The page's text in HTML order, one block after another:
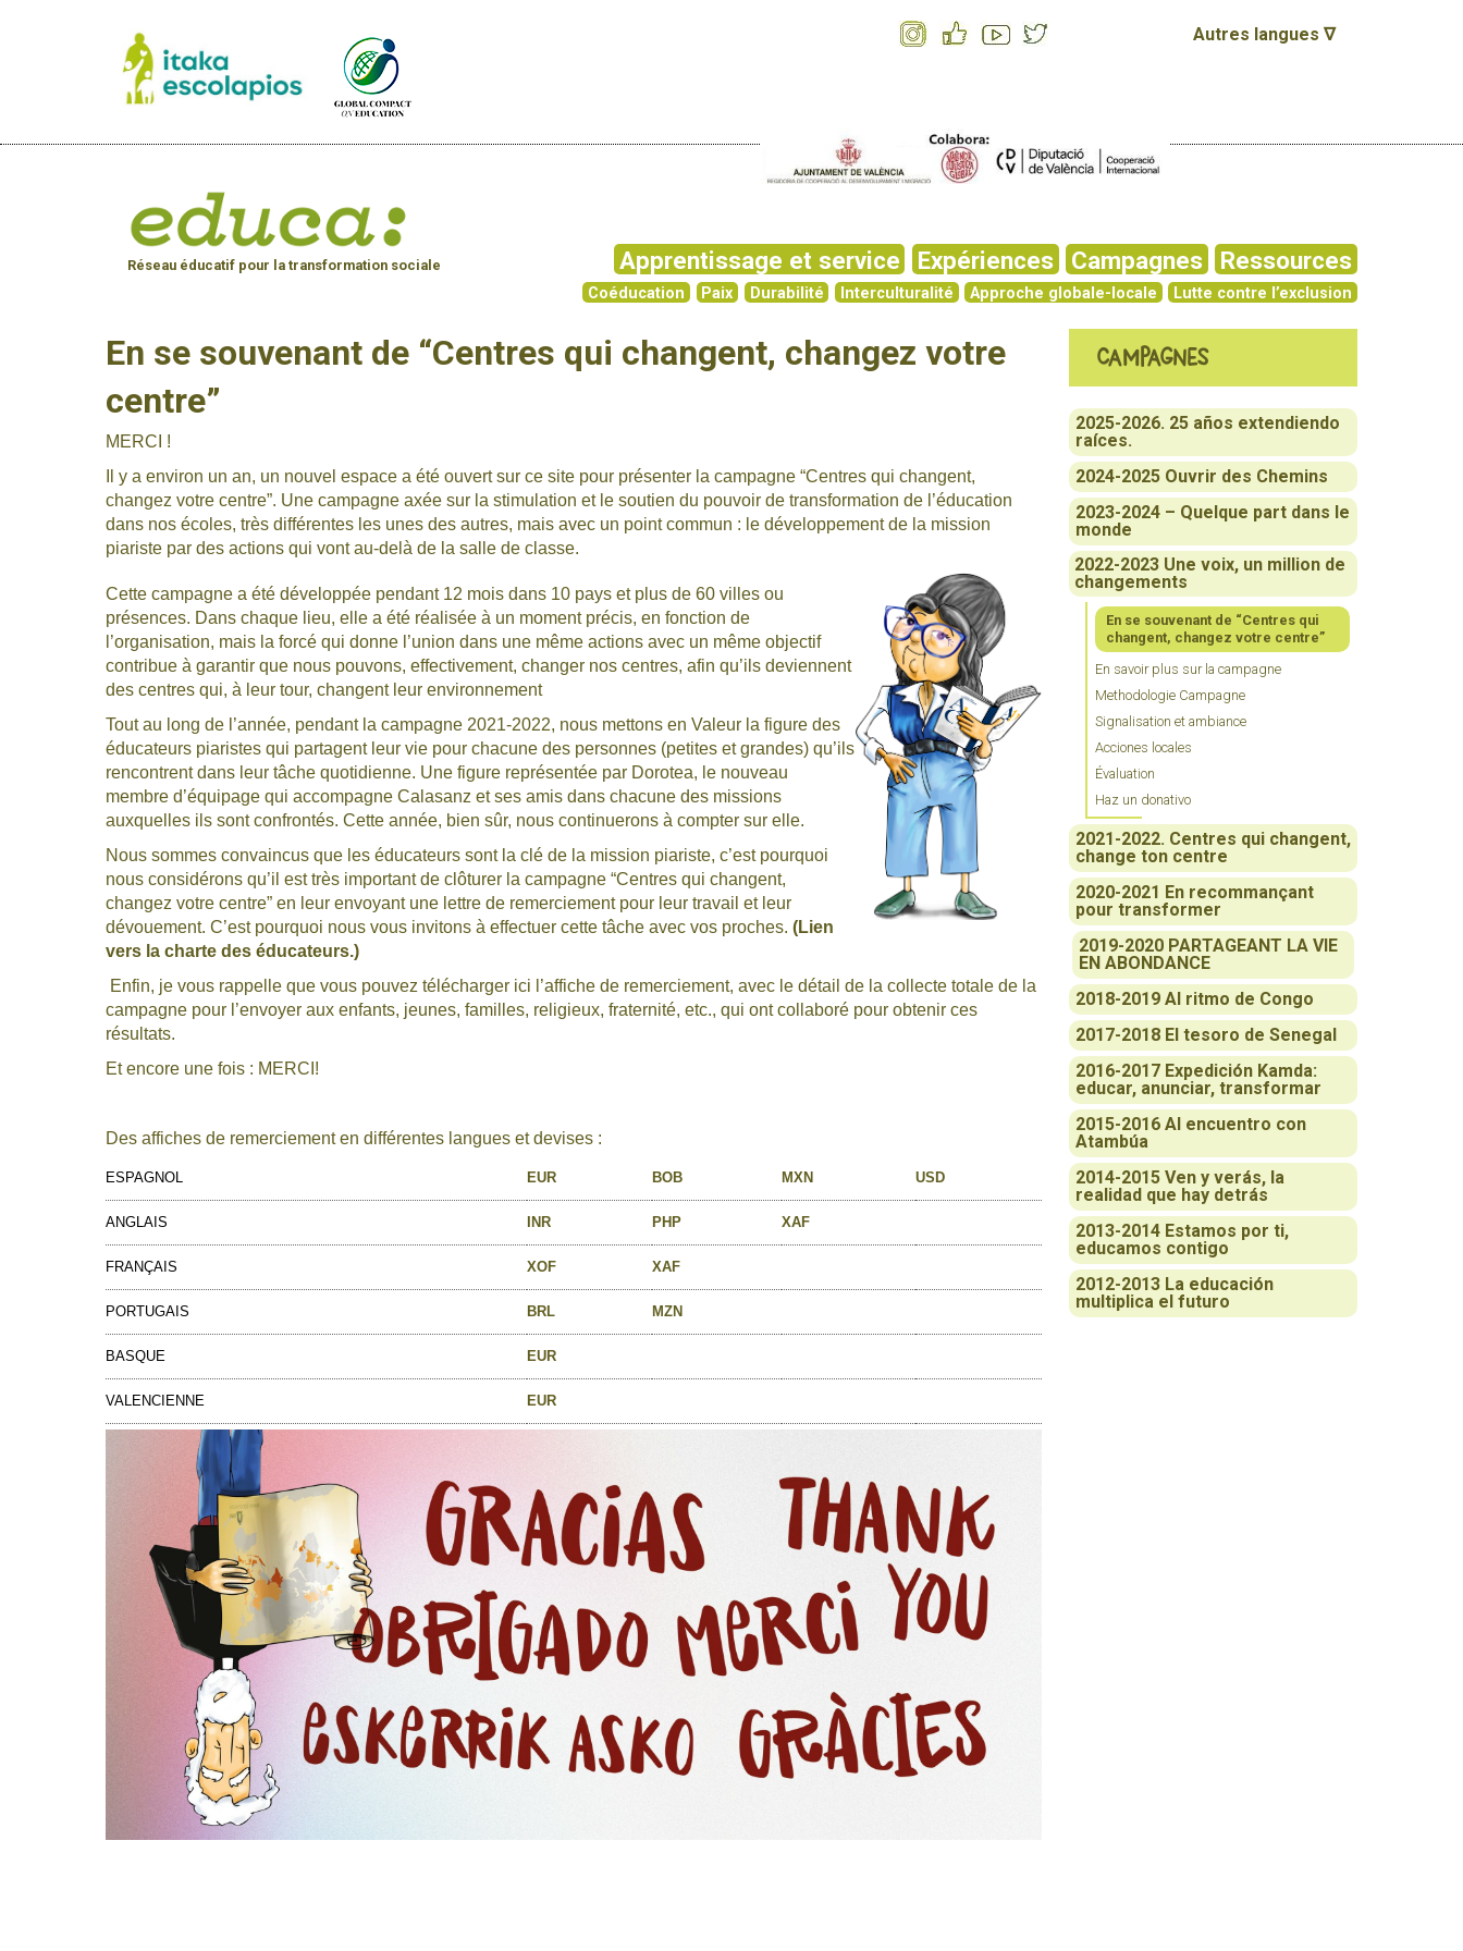
Autres langues ∇
Réseau éducatif pour la transformation sociale Apprentissage et service Expériences Campagnes Ressources
Coéducation Paix Durabilité Interculturalité Approche globale-locale Lutte contre l’exclusion
Campagnes
2025-2026. 25 años extendiendo
raíces.
2024-2025 Ouvrir des Chemins
2023-2024 – Quelque part dans le
monde
2022-2023 Une voix, un million de
changements
En se souvenant de “Centres qui
changent, changez votre centre”
En savoir plus sur la campagne
Methodologie Campagne
Signalisation et ambiance
Acciones locales
Évaluation
Haz un donativo
2021-2022. Centres qui changent,
change ton centre
2020-2021 En recommançant
pour transformer
2019-2020 PARTAGEANT LA VIE
EN ABONDANCE
2018-2019 Al ritmo de Congo
2017-2018 El tesoro de Senegal
2016-2017 Expedición Kamda:
educar, anunciar, transformar
2015-2016 Al encuentro con
Atambúa
2014-2015 Ven y verás, la
realidad que hay detrás
2013-2014 Estamos por ti,
educamos contigo
2012-2013 La educación
multiplica el futuro
En se souvenant de “Centres qui changent, changez votre
centre”
MERCI !
Il y a environ un an, un nouvel espace a été ouvert sur ce site pour présenter la campagne “Centres qui changent,
changez votre centre”. Une campagne axée sur la stimulation et le soutien du pouvoir de transformation de l’éducation
dans nos écoles, très différentes les unes des autres, mais avec un point commun : le développement de la mission
piariste par des actions qui vont au-delà de la salle de classe.
Cette campagne a été développée pendant 12 mois dans 10 pays et plus de 60 villes ou
présences. Dans chaque lieu, elle a été réalisée à un moment précis, en fonction de
l’organisation, mais la forcé qui donne l’union dans une même actions avec un même objectif
contribue à garantir que nous pouvons, effectivement, changer nos centres, afin qu’ils deviennent
des centres qui, à leur tour, changent leur environnement
Tout au long de l’année, pendant la campagne 2021-2022, nous mettons en Valeur la figure des
éducateurs piaristes qui partagent leur vie pour chacune des personnes (petites et grandes) qu’ils
rencontrent dans leur tâche quotidienne. Une figure représentée par Dorotea, le nouveau
membre d’équipage qui accompagne Calasanz et ses amis dans chacune des missions
auxquelles ils sont confrontés. Cette année, bien sûr, nous continuerons à compter sur elle.
Nous sommes convaincus que les éducateurs sont la clé de la mission piariste, c’est pourquoi
nous considérons qu’il est très important de clôturer la campagne “Centres qui changent,
changez votre centre” en leur envoyant une lettre de remerciement pour leur travail et leur
dévouement. C’est pourquoi nous vous invitons à effectuer cette tâche avec vos proches. (Lien
vers la charte des éducateurs.)
Enfin, je vous rappelle que vous pouvez télécharger ici l’affiche de remerciement, avec le détail de la collecte totale de la
campagne pour l’envoyer aux enfants, jeunes, familles, religieux, fraternité, etc., qui ont collaboré pour obtenir ces
résultats.
Et encore une fois : MERCI!
Des affiches de remerciement en différentes langues et devises :
ESPAGNOL EUR BOB MXN USD
ANGLAIS INR PHP XAF
FRANÇAIS XOF XAF
PORTUGAIS BRL MZN
BASQUE EUR
VALENCIENNE EUR